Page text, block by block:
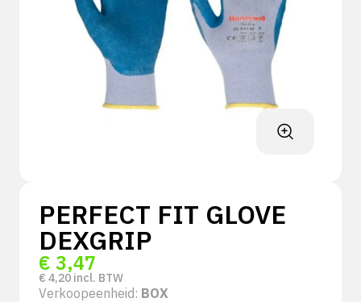
PERFECT FIT GLOVE
DEXGRIP
€ 3,47
€ 4,20 incl. BTW
Verkoopeenheid: BOX